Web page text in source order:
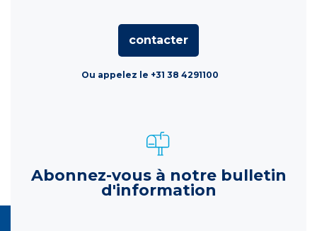
contacter
Ou appelez le +31 38 4291100
Abonnez-vous à notre bulletin
d'information